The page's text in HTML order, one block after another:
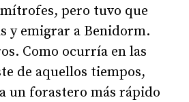
pero tuvo que
y emigrar a Benidorm.
Como ocurría en las
de aquellos tiempos,
un forastero más rápido